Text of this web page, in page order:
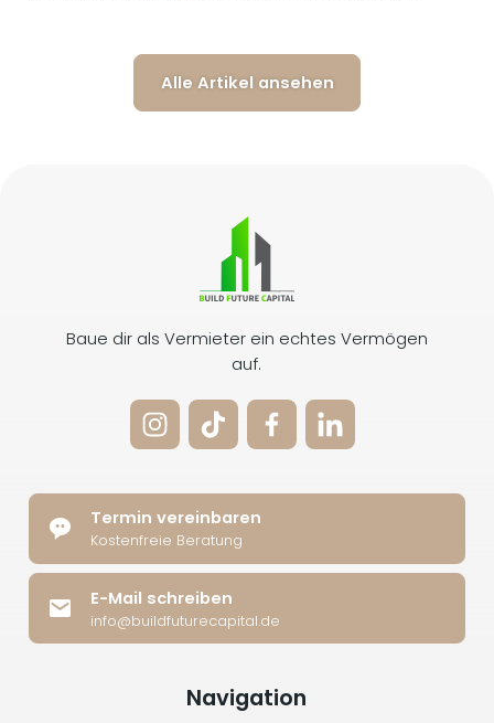
Alle Artikel ansehen
Baue dir als Vermieter ein echtes Vermögen
auf.
Termin vereinbaren
Kostenfreie Beratung
E-Mail schreiben
info@buildfuturecapital.de
Navigation